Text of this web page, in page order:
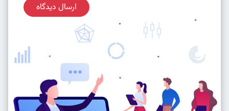
ارسال دیدگاه